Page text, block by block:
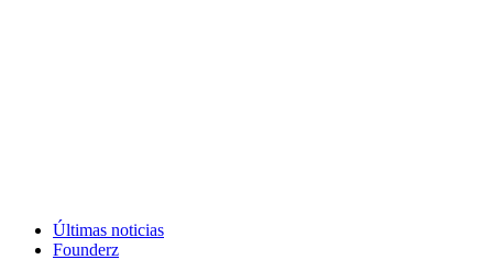
Últimas noticias
Founderz